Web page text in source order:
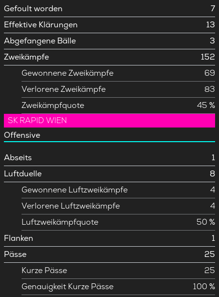
Gefoult worden
7
Effektive Klärungen
13
Abgefangene Bälle
3
Zweikämpfe
152
Gewonnene Zweikämpfe
69
Verlorene Zweikämpfe
83
Zweikämpfquote
45 %
SK RAPID WIEN
Offensive
Abseits
1
Luftduelle
8
Gewonnene Luftzweikämpfe
4
Verlorene Luftzweikämpfe
4
Luftzweikämpfquote
50 %
Flanken
1
Pässe
25
Kurze Pässe
25
Genauigkeit Kurze Pässe
100 %